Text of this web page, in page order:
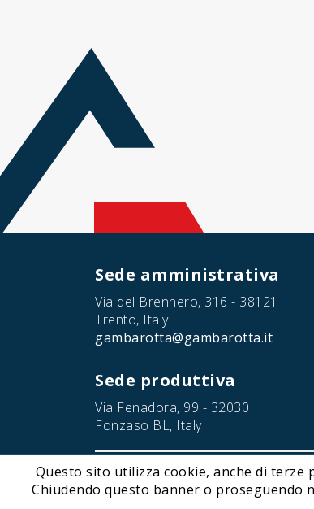
Sede amministrativa
Via del Brennero, 316 - 38121
Trento, Italy
gambarotta@gambarotta.it
Sede produttiva
Via Fenadora, 99 - 32030
Fonzaso BL, Italy
© 2026 Gambarotta Gschwendt | Advanced
Questo sito utilizza cookie, anche di
Chiudendo questo banner o proseguendo